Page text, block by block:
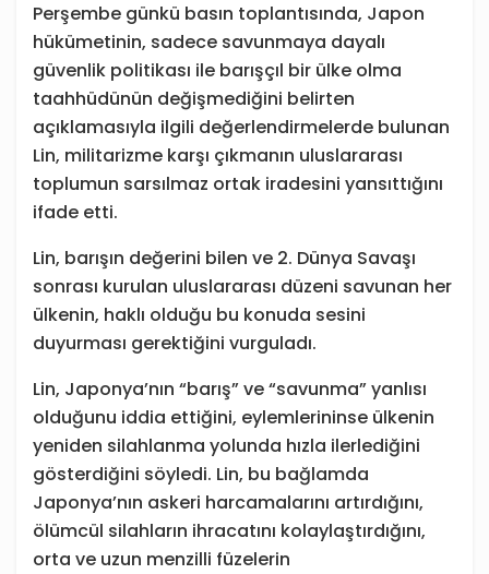
Perşembe günkü basın toplantısında, Japon
hükümetinin, sadece savunmaya dayalı
güvenlik politikası ile barışçıl bir ülke olma
taahhüdünün değişmediğini belirten
açıklamasıyla ilgili değerlendirmelerde bulunan
Lin, militarizme karşı çıkmanın uluslararası
toplumun sarsılmaz ortak iradesini yansıttığını
ifade etti.
Lin, barışın değerini bilen ve 2. Dünya Savaşı
sonrası kurulan uluslararası düzeni savunan her
ülkenin, haklı olduğu bu konuda sesini
duyurması gerektiğini vurguladı.
Lin, Japonya’nın “barış” ve “savunma” yanlısı
olduğunu iddia ettiğini, eylemlerininse ülkenin
yeniden silahlanma yolunda hızla ilerlediğini
gösterdiğini söyledi. Lin, bu bağlamda
Japonya’nın askeri harcamalarını artırdığını,
ölümcül silahların ihracatını kolaylaştırdığını,
orta ve uzun menzilli füzelerin